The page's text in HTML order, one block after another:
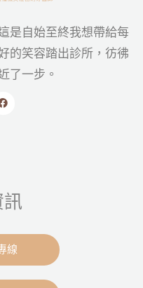
是自始至終我想帶給每
的笑容踏出診所，彷彿
了一步。
線